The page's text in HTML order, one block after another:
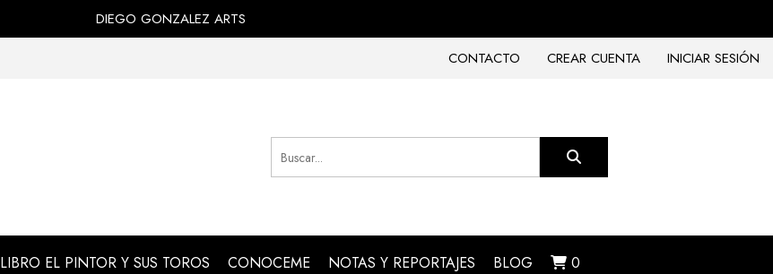
DIEGO GONZALEZ ARTS
CONTACTO
CREAR CUENTA INICIAR SESIÓN
LIBRO EL PINTOR Y SUS TOROS CONOCEME NOTAS Y REPORTAJES BLOG 0